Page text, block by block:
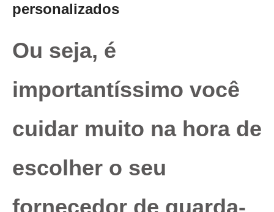
personalizados
Ou seja, é
importantíssimo você
cuidar muito na hora de
escolher o seu
fornecedor de guarda-